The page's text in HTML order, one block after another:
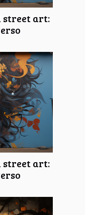
street art:
street art: